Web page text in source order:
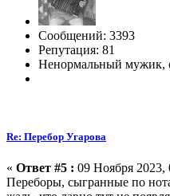
Сообщений: 3393
Репутация: 81
Ненормальный мужик,
Re: Перебор Угарова
« Ответ #5 : 09 Ноября 2023,
Переборы, сыгранные по